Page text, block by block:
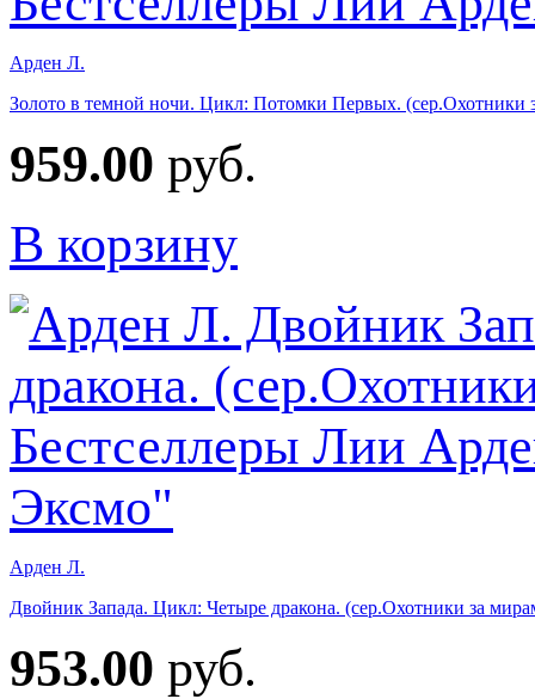
Арден Л.
Золото в темной ночи. Цикл: Потомки Первых.
959.00 руб.
В корзину
Арден Л.
Двойник Запада. Цикл: Четыре дракона. (сер.Охотники за
953.00 руб.